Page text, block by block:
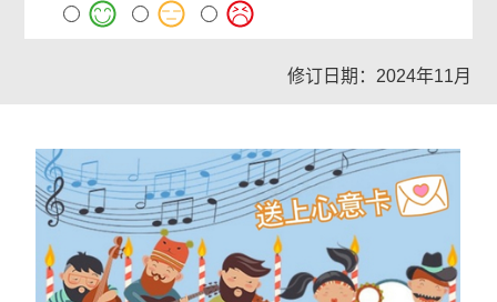
修订日期：2024年11月